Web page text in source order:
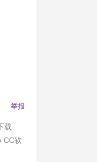
举报
载
CC软